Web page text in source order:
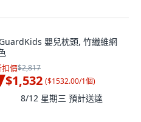
嬰兒枕頭, 竹纖維網
價$2,817
$1,532 ($1532.00/1個)
8/12 星期三 預計送達